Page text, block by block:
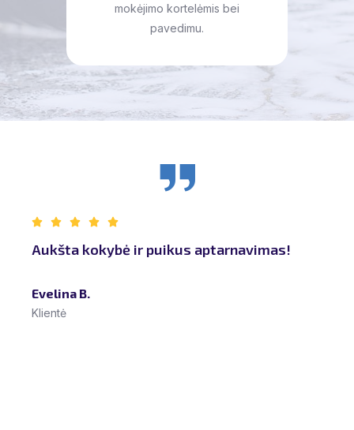
mokėjimo kortelėmis bei
pavedimu.
Tokio rūpesčio mažai kur sutiksi. Patys
darbuose, bet ir labai malonus
aptarnavimas! Ačiū!